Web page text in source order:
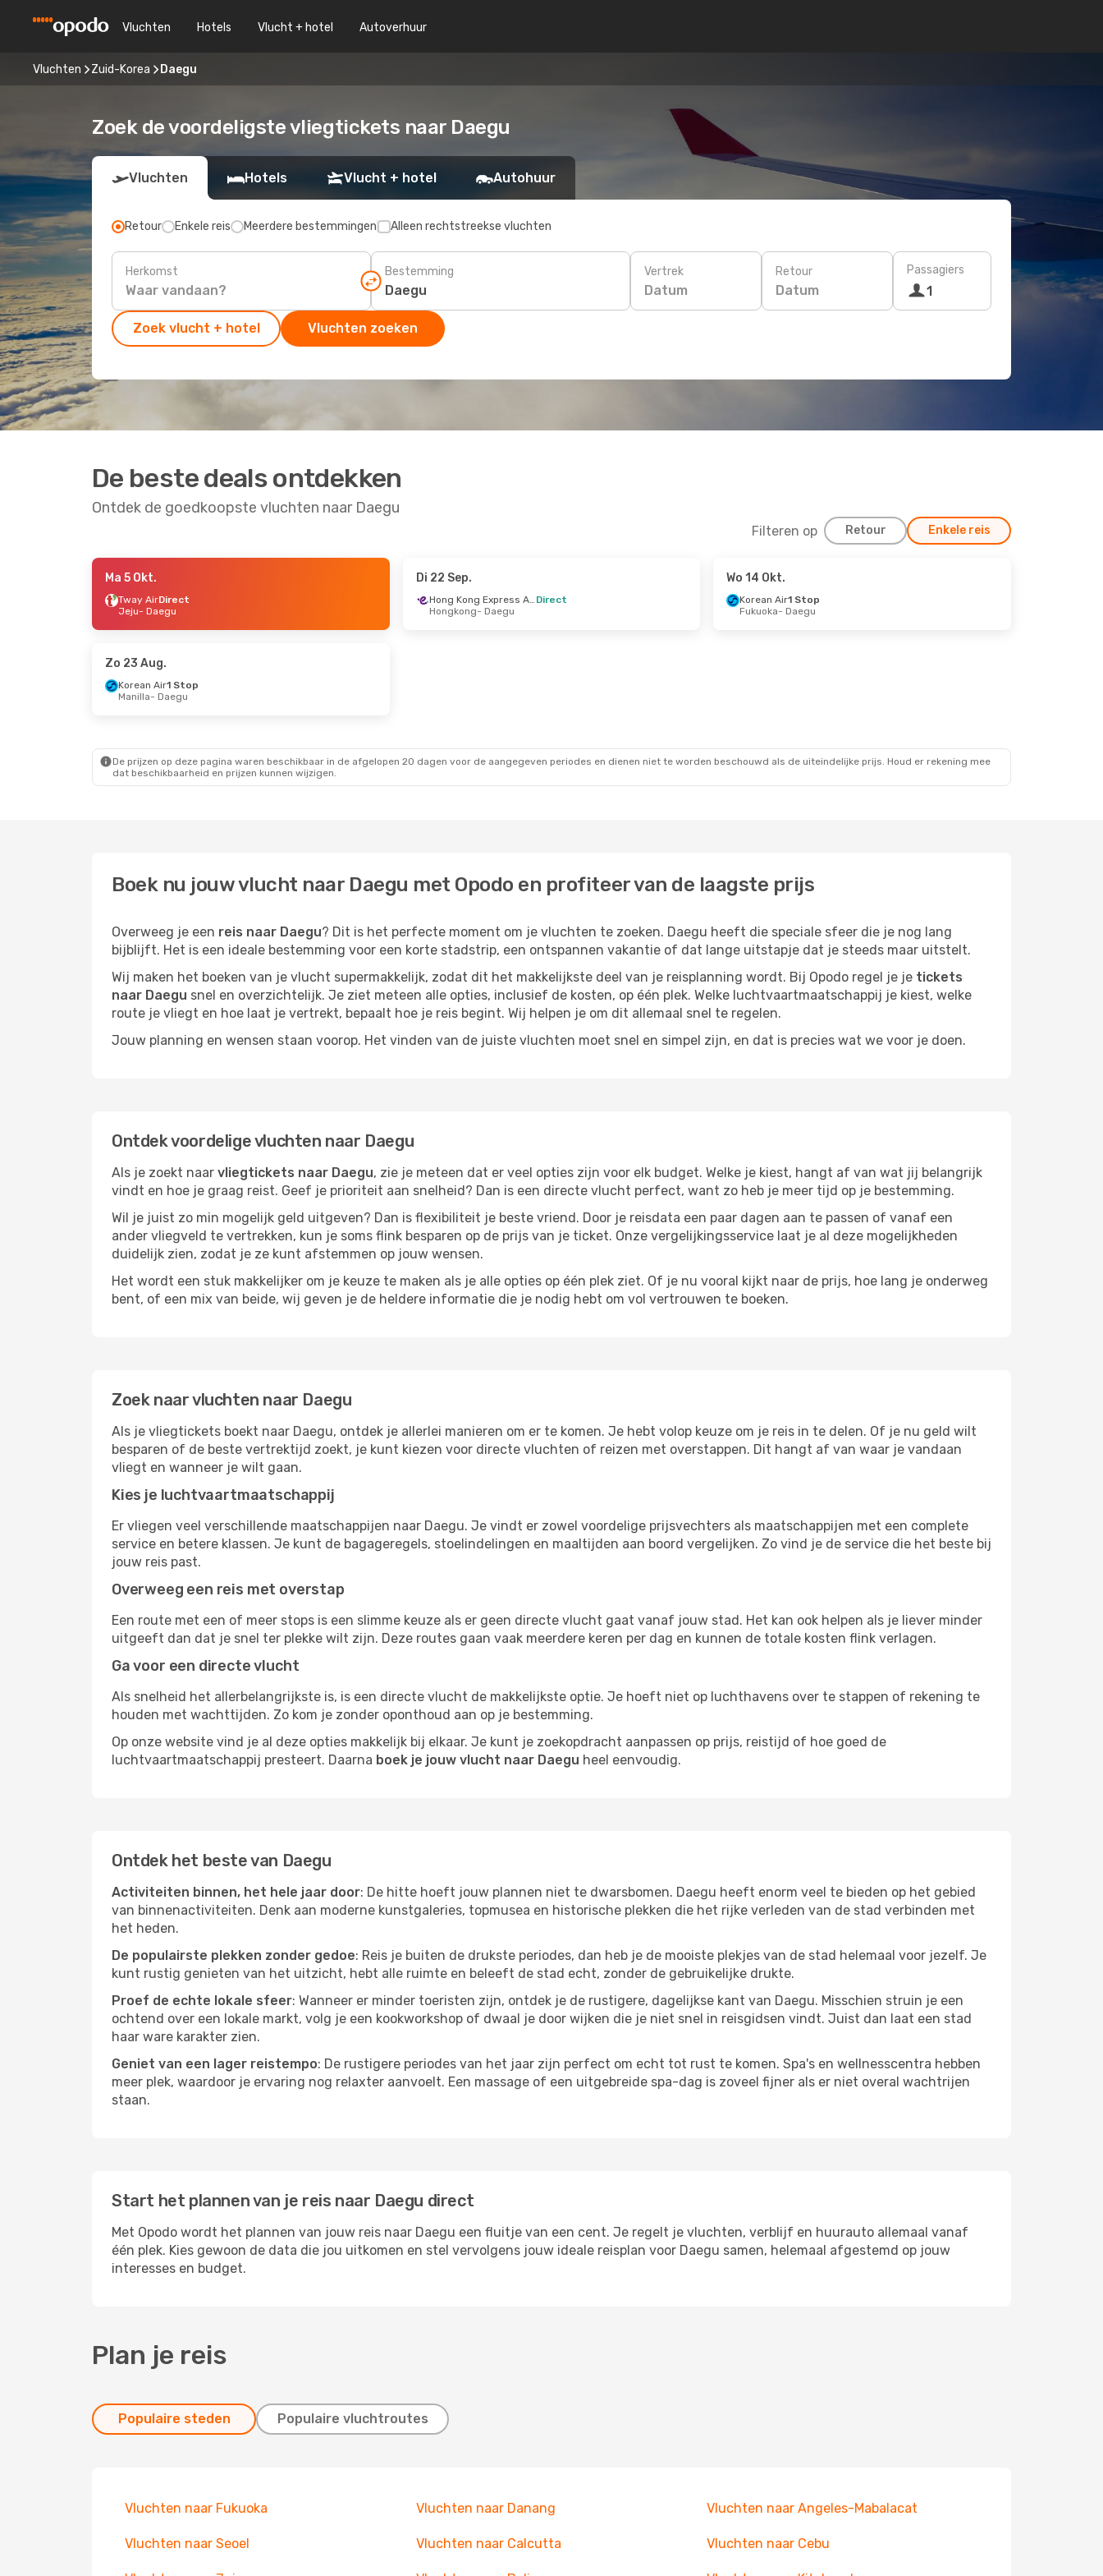
Vluchten Hotels Vlucht + hotel Autoverhuur
Vluchten Zuid-Korea Daegu
Zoek de voordeligste vliegtickets naar Daegu
Vluchten Hotels Vlucht + hotel Autohuur
Retour Enkele reis Meerdere bestemmingen Alleen rechtstreekse vluchten
Herkomst Bestemming Vertrek
Datum
Retour
Datum
Passagiers
1
Zoek vlucht + hotel Vluchten zoeken
De beste deals ontdekken
Ontdek de goedkoopste vluchten naar Daegu
Filteren op Retour Enkele reis
- Ma 31 Aug.
Ma 5 Okt.
Tway AirDirect
Jeju- Daegu
Di 22 Sep.
Hong Kong Express Airways Direct
Hongkong- Daegu
Wo 14 Okt.
Korean Air1 Stop
Fukuoka- Daegu
Zo 23 Aug.
Korean Air1 Stop
Manilla- Daegu
De prijzen op deze pagina waren beschikbaar in de afgelopen 20 dagen voor de aangegeven periodes en dienen niet te worden beschouwd als de uiteindelijke prijs. Houd er rekening mee
dat beschikbaarheid en prijzen kunnen wijzigen.
Boek nu jouw vlucht naar Daegu met Opodo en profiteer van de laagste prijs
Overweeg je een reis naar Daegu? Dit is het perfecte moment om je vluchten te zoeken. Daegu heeft die speciale sfeer die je nog lang
bijblijft. Het is een ideale bestemming voor een korte stadstrip, een ontspannen vakantie of dat lange uitstapje dat je steeds maar uitstelt.
Wij maken het boeken van je vlucht supermakkelijk, zodat dit het makkelijkste deel van je reisplanning wordt. Bij Opodo regel je je tickets
naar Daegu snel en overzichtelijk. Je ziet meteen alle opties, inclusief de kosten, op één plek. Welke luchtvaartmaatschappij je kiest, welke
route je vliegt en hoe laat je vertrekt, bepaalt hoe je reis begint. Wij helpen je om dit allemaal snel te regelen.
Jouw planning en wensen staan voorop. Het vinden van de juiste vluchten moet snel en simpel zijn, en dat is precies wat we voor je doen.
Ontdek voordelige vluchten naar Daegu
Als je zoekt naar vliegtickets naar Daegu, zie je meteen dat er veel opties zijn voor elk budget. Welke je kiest, hangt af van wat jij belangrijk
vindt en hoe je graag reist. Geef je prioriteit aan snelheid? Dan is een directe vlucht perfect, want zo heb je meer tijd op je bestemming.
Wil je juist zo min mogelijk geld uitgeven? Dan is flexibiliteit je beste vriend. Door je reisdata een paar dagen aan te passen of vanaf een
ander vliegveld te vertrekken, kun je soms flink besparen op de prijs van je ticket. Onze vergelijkingsservice laat je al deze mogelijkheden
duidelijk zien, zodat je ze kunt afstemmen op jouw wensen.
Het wordt een stuk makkelijker om je keuze te maken als je alle opties op één plek ziet. Of je nu vooral kijkt naar de prijs, hoe lang je onderweg
bent, of een mix van beide, wij geven je de heldere informatie die je nodig hebt om vol vertrouwen te boeken.
Zoek naar vluchten naar Daegu
Als je vliegtickets boekt naar Daegu, ontdek je allerlei manieren om er te komen. Je hebt volop keuze om je reis in te delen. Of je nu geld wilt
besparen of de beste vertrektijd zoekt, je kunt kiezen voor directe vluchten of reizen met overstappen. Dit hangt af van waar je vandaan
vliegt en wanneer je wilt gaan.
Kies je luchtvaartmaatschappij
Er vliegen veel verschillende maatschappijen naar Daegu. Je vindt er zowel voordelige prijsvechters als maatschappijen met een complete
service en betere klassen. Je kunt de bagageregels, stoelindelingen en maaltijden aan boord vergelijken. Zo vind je de service die het beste bij
jouw reis past.
Overweeg een reis met overstap
Een route met een of meer stops is een slimme keuze als er geen directe vlucht gaat vanaf jouw stad. Het kan ook helpen als je liever minder
uitgeeft dan dat je snel ter plekke wilt zijn. Deze routes gaan vaak meerdere keren per dag en kunnen de totale kosten flink verlagen.
Ga voor een directe vlucht
Als snelheid het allerbelangrijkste is, is een directe vlucht de makkelijkste optie. Je hoeft niet op luchthavens over te stappen of rekening te
houden met wachttijden. Zo kom je zonder oponthoud aan op je bestemming.
Op onze website vind je al deze opties makkelijk bij elkaar. Je kunt je zoekopdracht aanpassen op prijs, reistijd of hoe goed de
luchtvaartmaatschappij presteert. Daarna boek je jouw vlucht naar Daegu heel eenvoudig.
Ontdek het beste van Daegu
Activiteiten binnen, het hele jaar door: De hitte hoeft jouw plannen niet te dwarsbomen. Daegu heeft enorm veel te bieden op het gebied
van binnenactiviteiten. Denk aan moderne kunstgaleries, topmusea en historische plekken die het rijke verleden van de stad verbinden met
het heden.
De populairste plekken zonder gedoe: Reis je buiten de drukste periodes, dan heb je de mooiste plekjes van de stad helemaal voor jezelf. Je
kunt rustig genieten van het uitzicht, hebt alle ruimte en beleeft de stad echt, zonder de gebruikelijke drukte.
Proef de echte lokale sfeer: Wanneer er minder toeristen zijn, ontdek je de rustigere, dagelijkse kant van Daegu. Misschien struin je een
ochtend over een lokale markt, volg je een kookworkshop of dwaal je door wijken die je niet snel in reisgidsen vindt. Juist dan laat een stad
haar ware karakter zien.
Geniet van een lager reistempo: De rustigere periodes van het jaar zijn perfect om echt tot rust te komen. Spa's en wellnesscentra hebben
meer plek, waardoor je ervaring nog relaxter aanvoelt. Een massage of een uitgebreide spa-dag is zoveel fijner als er niet overal wachtrijen
staan.
Start het plannen van je reis naar Daegu direct
Met Opodo wordt het plannen van jouw reis naar Daegu een fluitje van een cent. Je regelt je vluchten, verblijf en huurauto allemaal vanaf
één plek. Kies gewoon de data die jou uitkomen en stel vervolgens jouw ideale reisplan voor Daegu samen, helemaal afgestemd op jouw
interesses en budget.
Plan je reis
Populaire steden Populaire vluchtroutes
Vluchten naar Fukuoka Vluchten naar Danang Vluchten naar Angeles-Mabalacat
Vluchten naar Seoel Vluchten naar Calcutta Vluchten naar Cebu